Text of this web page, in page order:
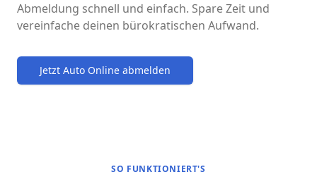
Abmeldung schnell und einfach. Spare Zeit und
vereinfache deinen bürokratischen Aufwand.
Jetzt Auto Online abmelden
SO FUNKTIONIERT'S